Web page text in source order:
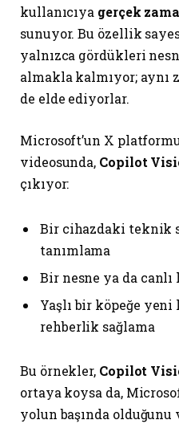
kullanıcıya gerçek
sunuyor. Bu özellik
yalnızca gördükleri
almakla kalmıyor; aynı
de elde ediyorlar.
Microsoft’un X
videosunda, Copilot
çıkıyor:
Bir cihazdaki teknik
tanımlama
Bir nesne ya da
Yaşlı bir köpeğe
rehberlik sağlama
Bu örnekler, Copilot
ortaya koysa da,
yolun başında olduğunu